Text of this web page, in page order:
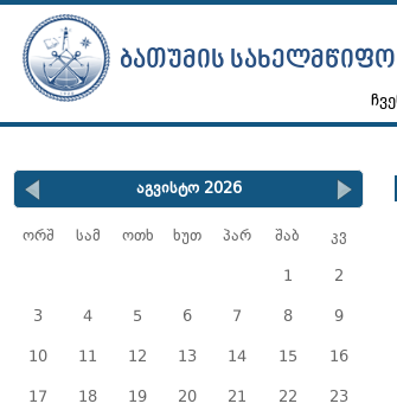
ᲑᲐᲗᲣᲛᲘᲡ ᲡᲐᲮᲔᲚᲛᲬᲘᲤᲝ
აგვისტო 2026
ორშ სამ ოთხ ხუთ პარ შაბ კვ
1 2
3 4 5 6 7 8 9
10 11 12 13 14 15 16
17 18 19 20 21 22 23